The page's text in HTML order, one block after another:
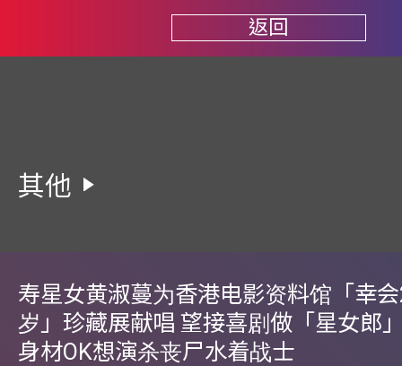
返回
其他
寿星女黄淑蔓为香港电影资料馆「幸
岁」珍藏展献唱 望接喜剧做「星女郎
身材OK想演杀丧尸水着战士